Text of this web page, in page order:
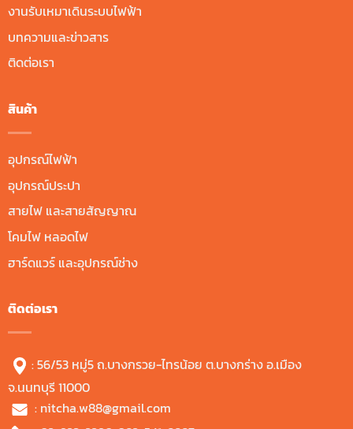
งานรับเหมาเดินระบบไฟฟ้า
บทความและข่าวสาร
ติดต่อเรา
สินค้า
อุปกรณ์ไฟฟ้า
อุปกรณ์ประปา
สายไฟ และสายสัญญาณ
โคมไฟ หลอดไฟ
ฮาร์ดแวร์ และอุปกรณ์ช่าง
ติดต่อเรา
: 56/53 หมู่5 ถ.บางกรวย-ไทรน้อย ต.บางกร่าง อ.เมือง
จ.นนทบุรี 11000
: nitcha.w88@gmail.com